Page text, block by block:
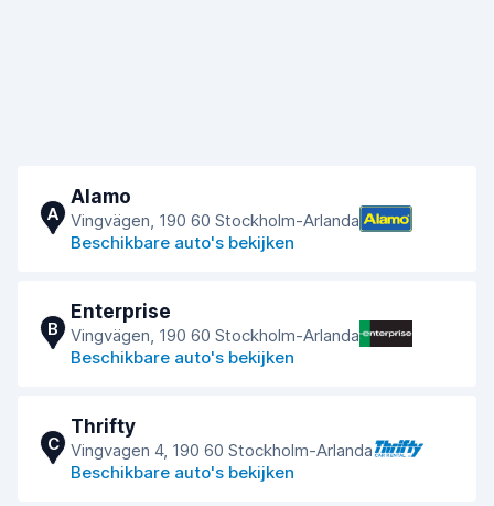
A
Alamo
Vingvägen, 190 60 Stockholm-Arlanda
Beschikbare auto's bekijken
B
Enterprise
Vingvägen, 190 60 Stockholm-Arlanda
Beschikbare auto's bekijken
C
Thrifty
Vingvagen 4, 190 60 Stockholm-Arlanda
Beschikbare auto's bekijken